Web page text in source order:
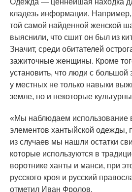
кладезь информации.
той самой найденной женской
выяснили, что сшит он был из
Значит, среди обитателей
зажиточные женщины. Кроме
установить, что люди с
у местных не только навыки
земле, но и некоторые
«Мы наблюдаем использование
элементов хантыйской одежды,
из случаев мы нашли остатки
которые используются в
воротнике ханты и манси, при
русского кроя и русский
отметил Иван Фролов.